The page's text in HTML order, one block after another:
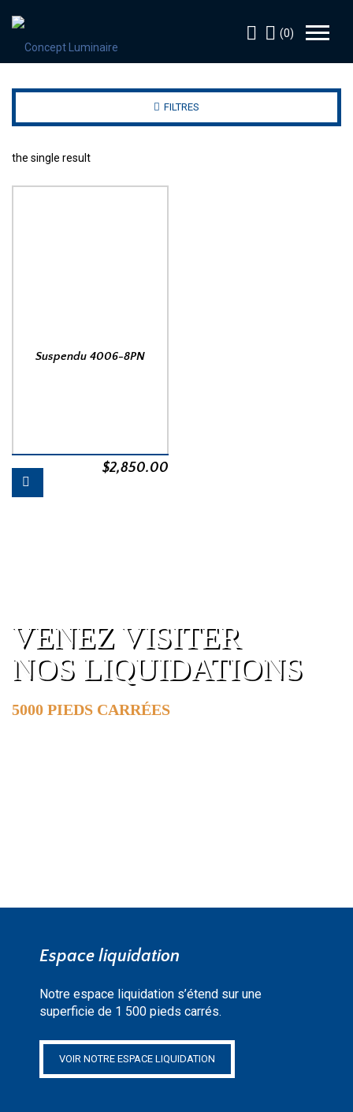
(0)
FILTRES
the single result
Suspendu 4006-8PN
$2,850.00
VENEZ VISITER
NOS LIQUIDATIONS
5000 PIEDS CARRÉES
Espace liquidation
Notre espace liquidation s’étend sur une
superficie de 1 500 pieds carrés.
VOIR NOTRE ESPACE LIQUIDATION